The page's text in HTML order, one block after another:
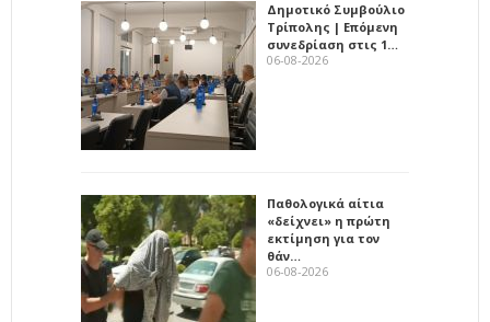
Δημοτικό Συμβούλιο
Τρίπολης | Επόμενη
συνεδρίαση στις 1…
06-08-2026
Παθολογικά αίτια
«δείχνει» η πρώτη
εκτίμηση για τον
θάν…
06-08-2026